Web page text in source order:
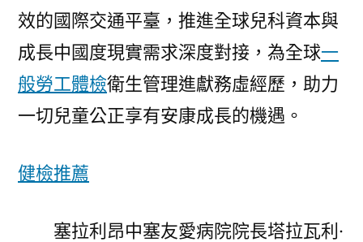
效的國際交通平臺，推進全球兒科資本與
成長中國度現實需求深度對接，為全球一
般勞工體檢衛生管理進獻務虛經歷，助力
一切兒童公正享有安康成長的機遇。
健檢推薦
塞拉利昂中塞友愛病院院長塔拉瓦利·